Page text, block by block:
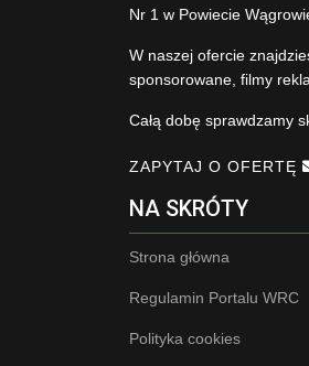
Nr 1 w Powiecie
W naszej ofercie
sponsorowane, filmy
Całą dobę sprawdzamy
ZAPYTAJ O OFERTĘ
NA SKRÓTY
Strona główna
Regulamin Portalu WRC
Polityka cookies